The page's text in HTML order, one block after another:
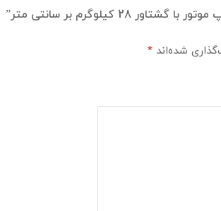
بر سانتی متر”
شده‌اند *